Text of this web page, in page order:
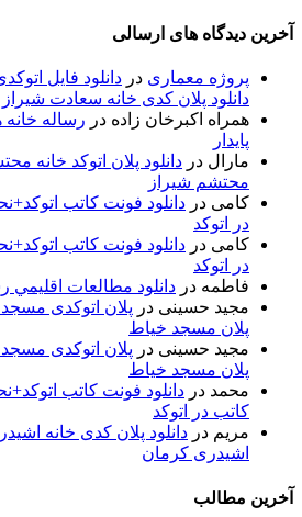
آخرین دیدگاه های ارسالی
پروژه معماری در دانلود فایل
دانلود پلان کدی خانه سعادت شیراز
همراه اکبرخان زاده در رساله خانه
پایدار
مارال در دانلود پلان اتوکد خانه
محتشم شیراز
کامی در دانلود فونت کاتب
در اتوکد
کامی در دانلود فونت کاتب
در اتوکد
فاطمه در دانلود مطالعات
مجید حسینی در پلان اتوکدی مسجد
پلان مسجد خیاط
مجید حسینی در پلان اتوکدی مسجد
پلان مسجد خیاط
محمد در دانلود فونت کاتب
کاتب در اتوکد
مریم در دانلود پلان کدی خانه
اشیدری کرمان
آخرین مطالب